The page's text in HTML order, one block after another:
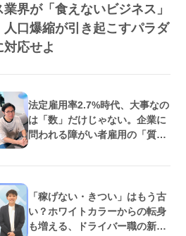
界が「食えないビジネス」
人口爆縮が引き起こすパラダ
応せよ
法定雇用率2.7%時代、大事なの
は「数」だけじゃない。企業に
問われる障がい者雇用の「質」
「稼げない・きつい」はもう古
い？ホワイトカラーからの転身
も増える、ドライバー職の新し